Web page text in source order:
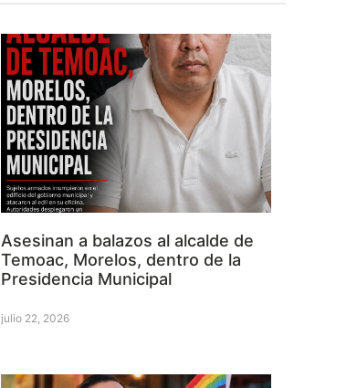
Asesinan a balazos al alcalde de
Temoac, Morelos, dentro de la
Presidencia Municipal
julio 22, 2026